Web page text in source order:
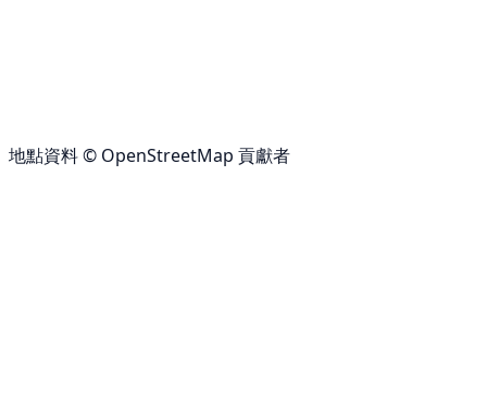
地點資料 © OpenStreetMap 貢獻者